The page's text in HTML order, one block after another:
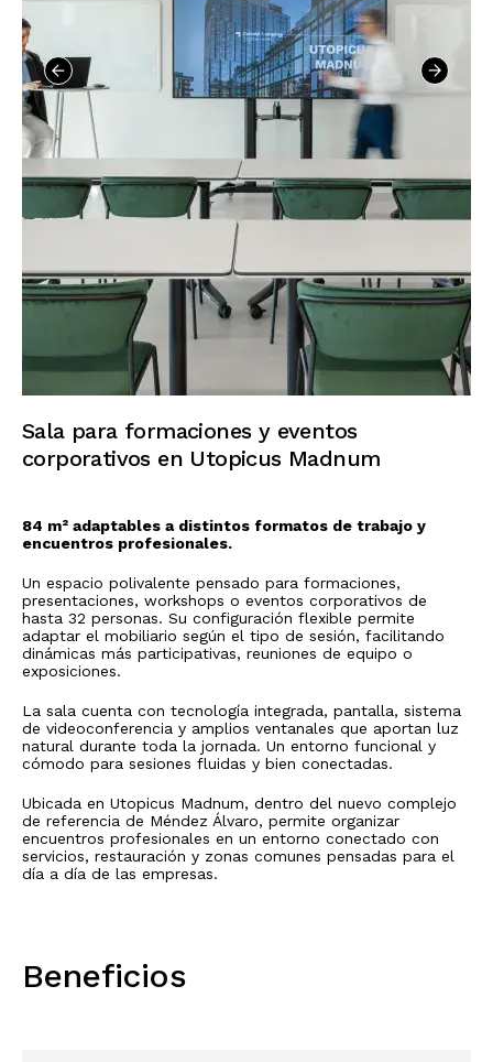
Sala para formaciones y eventos
corporativos en Utopicus Madnum
84 m² adaptables a distintos formatos de trabajo y
encuentros profesionales.
Un espacio polivalente pensado para formaciones,
presentaciones, workshops o eventos corporativos de
hasta 32 personas. Su configuración flexible permite
adaptar el mobiliario según el tipo de sesión, facilitando
dinámicas más participativas, reuniones de equipo o
exposiciones.
La sala cuenta con tecnología integrada, pantalla, sistema
de videoconferencia y amplios ventanales que aportan luz
natural durante toda la jornada. Un entorno funcional y
cómodo para sesiones fluidas y bien conectadas.
Ubicada en Utopicus Madnum, dentro del nuevo complejo
de referencia de Méndez Álvaro, permite organizar
encuentros profesionales en un entorno conectado con
servicios, restauración y zonas comunes pensadas para el
día a día de las empresas.
Beneficios